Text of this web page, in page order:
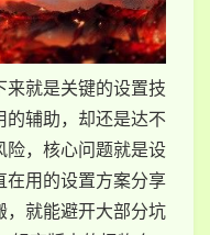
来就是关键的设置技
的辅助，却还是达不
险，核心问题就是设
在用的设置方案分享
，就能避开大部分坑